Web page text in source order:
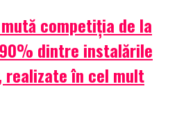
competiția de la
dintre instalările
realizate în cel mult